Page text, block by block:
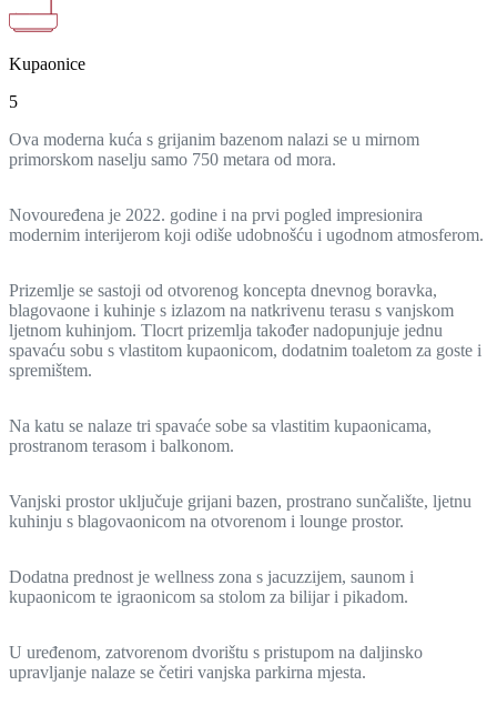
Kupaonice
5
Ova moderna kuća s grijanim bazenom nalazi se u mirnom
primorskom naselju samo 750 metara od mora.
Novouređena je 2022. godine i na prvi pogled impresionira
modernim interijerom koji odiše udobnošću i ugodnom atmosferom.
Prizemlje se sastoji od otvorenog koncepta dnevnog boravka,
blagovaone i kuhinje s izlazom na natkrivenu terasu s vanjskom
ljetnom kuhinjom. Tlocrt prizemlja također nadopunjuje jednu
spavaću sobu s vlastitom kupaonicom, dodatnim toaletom za goste i
spremištem.
Na katu se nalaze tri spavaće sobe sa vlastitim kupaonicama,
prostranom terasom i balkonom.
Vanjski prostor uključuje grijani bazen, prostrano sunčalište, ljetnu
kuhinju s blagovaonicom na otvorenom i lounge prostor.
Dodatna prednost je wellness zona s jacuzzijem, saunom i
kupaonicom te igraonicom sa stolom za bilijar i pikadom.
U uređenom, zatvorenom dvorištu s pristupom na daljinsko
upravljanje nalaze se četiri vanjska parkirna mjesta.